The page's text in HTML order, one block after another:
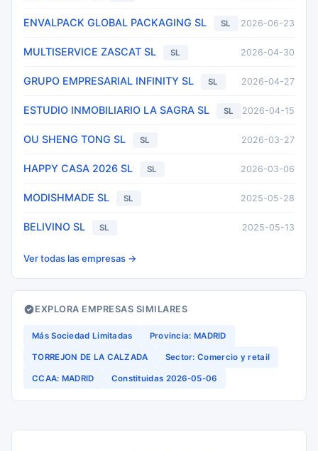
ENVALPACK GLOBAL PACKAGING SL SL 2026-06-23
MULTISERVICE ZASCAT SL SL 2026-04-30
GRUPO EMPRESARIAL INFINITY SL SL 2026-04-27
ESTUDIO INMOBILIARIO LA SAGRA SL SL 2026-04-15
OU SHENG TONG SL SL 2026-03-27
HAPPY CASA 2026 SL SL 2026-03-06
MODISHMADE SL SL 2025-05-28
BELIVINO SL SL 2025-05-13
Ver todas las empresas →
EXPLORA EMPRESAS SIMILARES
Más Sociedad Limitadas Provincia: MADRID
TORREJON DE LA CALZADA Sector: Comercio y retail
CCAA: MADRID Constituidas 2026-05-06